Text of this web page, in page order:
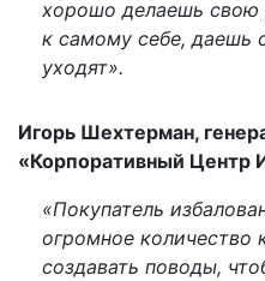
хорошо делаешь свою
к самому себе, даешь
уходят».
Игорь Шехтерман,
«Корпоративный Центр
«Покупатель
огромное количество
создавать поводы,